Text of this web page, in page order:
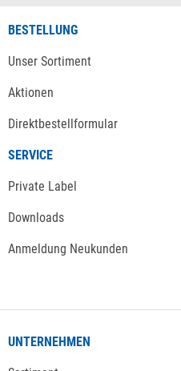
BESTELLUNG
Unser Sortiment
Aktionen
Direktbestellformular
SERVICE
Private Label
Downloads
Anmeldung Neukunden
UNTERNEHMEN